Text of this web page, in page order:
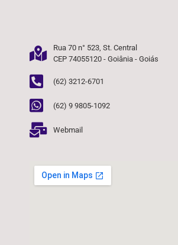
Rua 70 n° 523, St. Central
CEP 74055120 - Goiânia - Goiás
(62) 3212-6701
(62) 9 9805-1092
Webmail